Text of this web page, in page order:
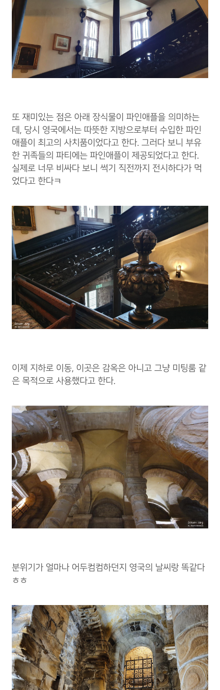
또 재미있는 점은 아래 장식물이 파인애플을 의미하는
데, 당시 영국에서는 따뜻한 지방으로부터 수입한 파인
애플이 최고의 사치품이었다고 한다. 그러다 보니 부유
한 귀족들의 파티에는 파인애플이 제공되었다고 한다.
실제로 너무 비싸다 보니 썩기 직전까지 전시하다가 먹
었다고 한다ㅋ
이제 지하로 이동, 이곳은 감옥은 아니고 그냥 미팅룸 같
은 목적으로 사용했다고 한다.
분위기가 얼마나 어두컴컴하던지 영국의 날씨랑 똑같다
ㅎㅎ